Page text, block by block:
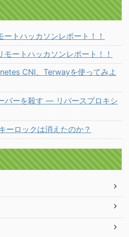
トハッカソンレポート！！
ートハッカソンレポート！！
CNI、Terwayを使ってみよ
バーを殺す ― リバースプロキシ
ーロックは消えたのか？